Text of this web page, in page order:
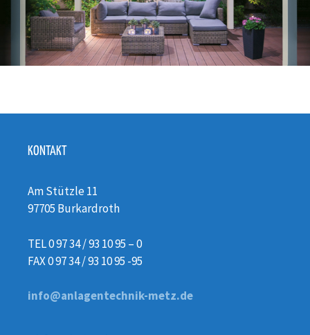
KONTAKT
Am Stützle 11
97705 Burkardroth
TEL 0 97 34 / 93 10 95 – 0
FAX 0 97 34 / 93 10 95 -95
info@anlagentechnik-metz.de